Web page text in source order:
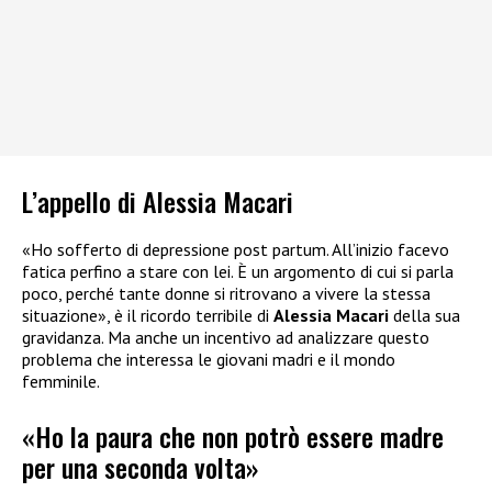
L’appello di Alessia Macari
«Ho sofferto di depressione post partum. All’inizio facevo
fatica perfino a stare con lei. È un argomento di cui si parla
poco, perché tante donne si ritrovano a vivere la stessa
situazione», è il ricordo terribile di Alessia Macari della sua
gravidanza. Ma anche un incentivo ad analizzare questo
problema che interessa le giovani madri e il mondo
femminile.
«Ho la paura che non potrò essere madre
per una seconda volta»